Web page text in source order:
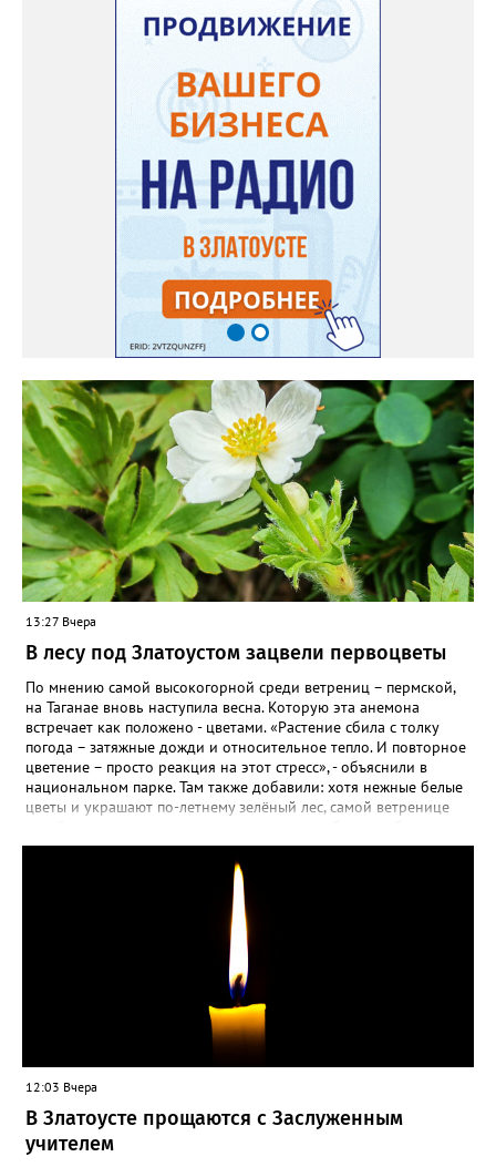
получаются букеты и саше одновременно. Лаванда широко
используется и в кулинарии». Семена, отметила собеседница
нашего портала, у неё были сорта «Вознесенская узколистная».
Только она хорошо зимует без укрытия. Всхожесть оказалась
на удивление хорошей: из пяти семян из каждой пачки четыре
взошли даже без стратификации. После покупки (по весне)
садовод советует сразу убрать семена в холодильник на два
месяца, а место посадки - мульчировать мелкой корой. Семена
самосевом в ней отлично прорастают. Если иногда срезать
сухие цветы и стряхивать семена вокруг куртины, лаванда
весной прорастет сама. Ещё один секрет – этот символ
Прованса не любит «вкусную» почву. Добавляйте в посадочную
яму гравий и песок – требуется хороший дренаж. В первый год
Екатерина рекомендует цветы убирать, чтобы силы куста
пошли на наращивание корневой системы. А со второго года
пусть лаванда цветёт во всю силу! Фото: Екатерина Бойко,
специально для «Златоуст.инфо». Обсуждение новости здесь
ВКОНТАКТЕ https://vk.com/newszlatoust74
13:27 Вчера
В лесу под Златоустом зацвели первоцветы
По мнению самой высокогорной среди ветрениц – пермской,
на Таганае вновь наступила весна. Которую эта анемона
встречает как положено - цветами. «Растение сбила с толку
погода – затяжные дожди и относительное тепло. И повторное
цветение – просто реакция на этот стресс», - объяснили в
национальном парке. Там также добавили: хотя нежные белые
цветы и украшают по-летнему зелёный лес, самой ветренице
силы перед долгой зимовкой.
12:03 Вчера
В Златоусте прощаются с Заслуженным
учителем